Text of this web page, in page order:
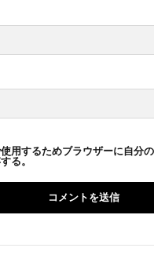
用するためブラウザーに自分
る。